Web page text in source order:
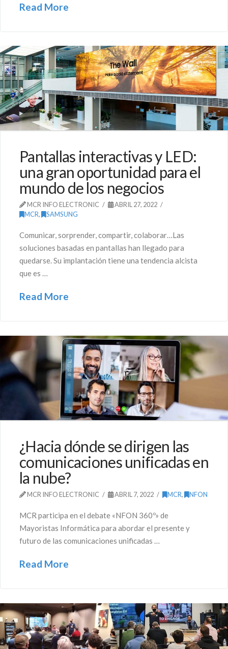
Read More
Pantallas interactivas y LED:
una gran oportunidad para el
mundo de los negocios
MCR INFO ELECTRONIC
ABRIL 27, 2022
MCR, SAMSUNG
Comunicar, sorprender, compartir, colaborar…Las
soluciones basadas en pantallas han llegado para
quedarse. Su implantación tiene una tendencia alcista
que es …
Read More
¿Hacia dónde se dirigen las
comunicaciones unificadas en
la nube?
MCR INFO ELECTRONIC ABRIL 7, 2022 MCR, NFON
MCR participa en el debate «NFON 360º» de
Mayoristas Informática para abordar el presente y
futuro de las comunicaciones unificadas …
Read More